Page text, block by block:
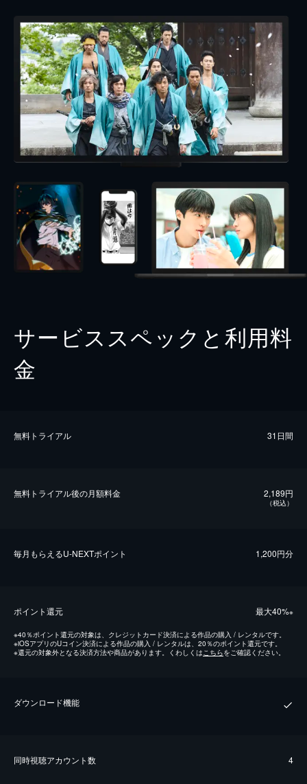
サービススペックと利用料
金
無料トライアル 31日間
無料トライアル後の⽉額料金 2,189円
（税込）
毎⽉もらえるU-NEXTポイント 1,200円分
ポイント還元 最⼤40%※
※40％ポイント還元の対象は、クレジットカード決済による作品の購入 / レンタルです。
※iOSアプリのUコイン決済による作品の購入 / レンタルは、20％のポイント還元です。
※還元の対象外となる決済方法や商品があります。くわしくはこちらをご確認ください。
ダウンロード機能
同時視聴アカウント数 4